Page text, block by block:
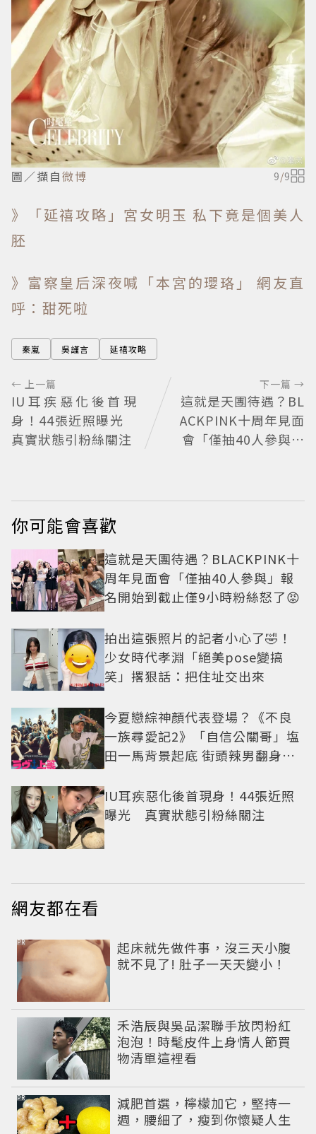
圖／擷自微博 9/9
》「延禧攻略」宮女明玉 私下竟是個美人
胚
》富察皇后深夜喊「本宮的瓔珞」 網友直
呼：甜死啦
秦嵐 吳謹言 延禧攻略
← 上一篇
IU耳疾惡化後首現
身！44張近照曝光
真實狀態引粉絲關注
下一篇 →
這就是天團待遇？BL
ACKPINK十周年見面
會「僅抽40人參與」
你可能會喜歡
這就是天團待遇？BLACKPINK十
周年見面會「僅抽40人參與」報
名開始到截止僅9小時粉絲怒了😡
拍出這張照片的記者小心了🤣！
少女時代孝淵「絕美pose變搞
笑」撂狠話：把住址交出來
今夏戀綜神顏代表登場？《不良
一族尋愛記2》「自信公關哥」塩
田一馬背景起底 街頭辣男翻身當
IU耳疾惡化後首現身！44張近照
曝光 真實狀態引粉絲關注
網友都在看
起床就先做件事，沒三天小腹
就不見了! 肚子一天天變小！
PR
禾浩辰與吳品潔聯手放閃粉紅
泡泡！時髦皮件上身情人節買
物清單這裡看
減肥首選，檸檬加它，堅持一
週，腰細了，瘦到你懷疑人生
PR